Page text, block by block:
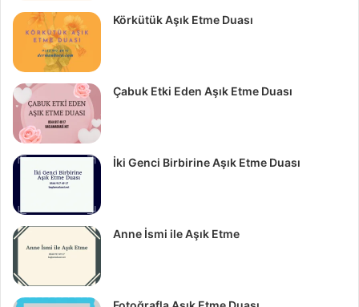
Körkütük Aşık Etme Duası
Çabuk Etki Eden Aşık Etme Duası
İki Genci Birbirine Aşık Etme Duası
Anne İsmi ile Aşık Etme